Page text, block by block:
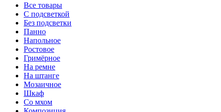
Все товары
С подсветкой
Без подсветки
Панно
Напольное
Ростовое
Гримёрное
На ремне
На штанге
Мозаичное
Шкаф
Со мхом